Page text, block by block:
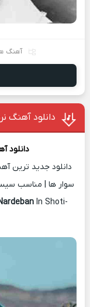
آهنگ
دانلود آهنگ
دانلود
دانلود جدید ترین
سوار ها | مناسب
In Shoti-